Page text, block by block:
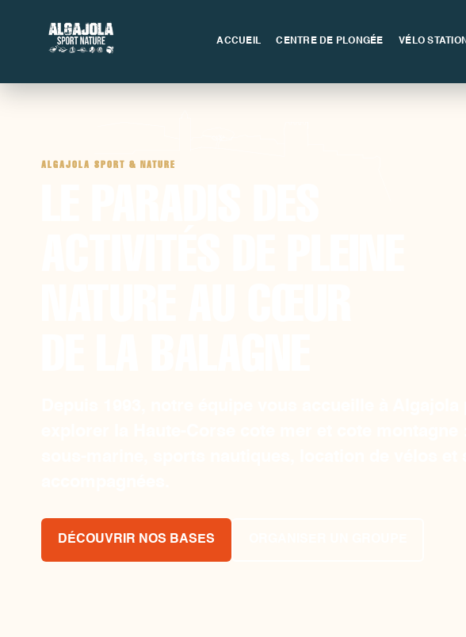
ACCUEIL CENTRE DE PLONGÉE VÉLO STATION
ALGAJOLA SPORT & NATURE
DÉCOUVRIR NOS BASES